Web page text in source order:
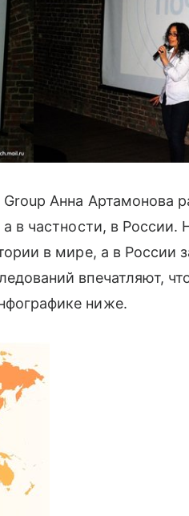
Анна Артамонова
в частности, в
в мире, а в России
впечатляют,
ниже.